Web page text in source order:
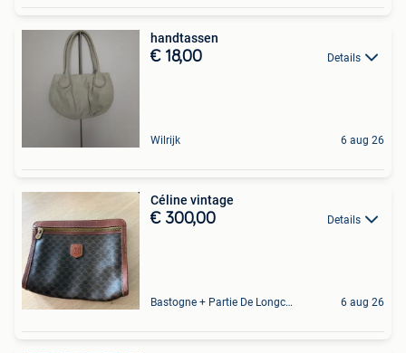
handtassen
€ 18,00 Details
Wilrijk 6 aug 26
Céline vintage
€ 300,00 Details
Bastogne + Partie De Longchamps Et Sibret 6 aug 26